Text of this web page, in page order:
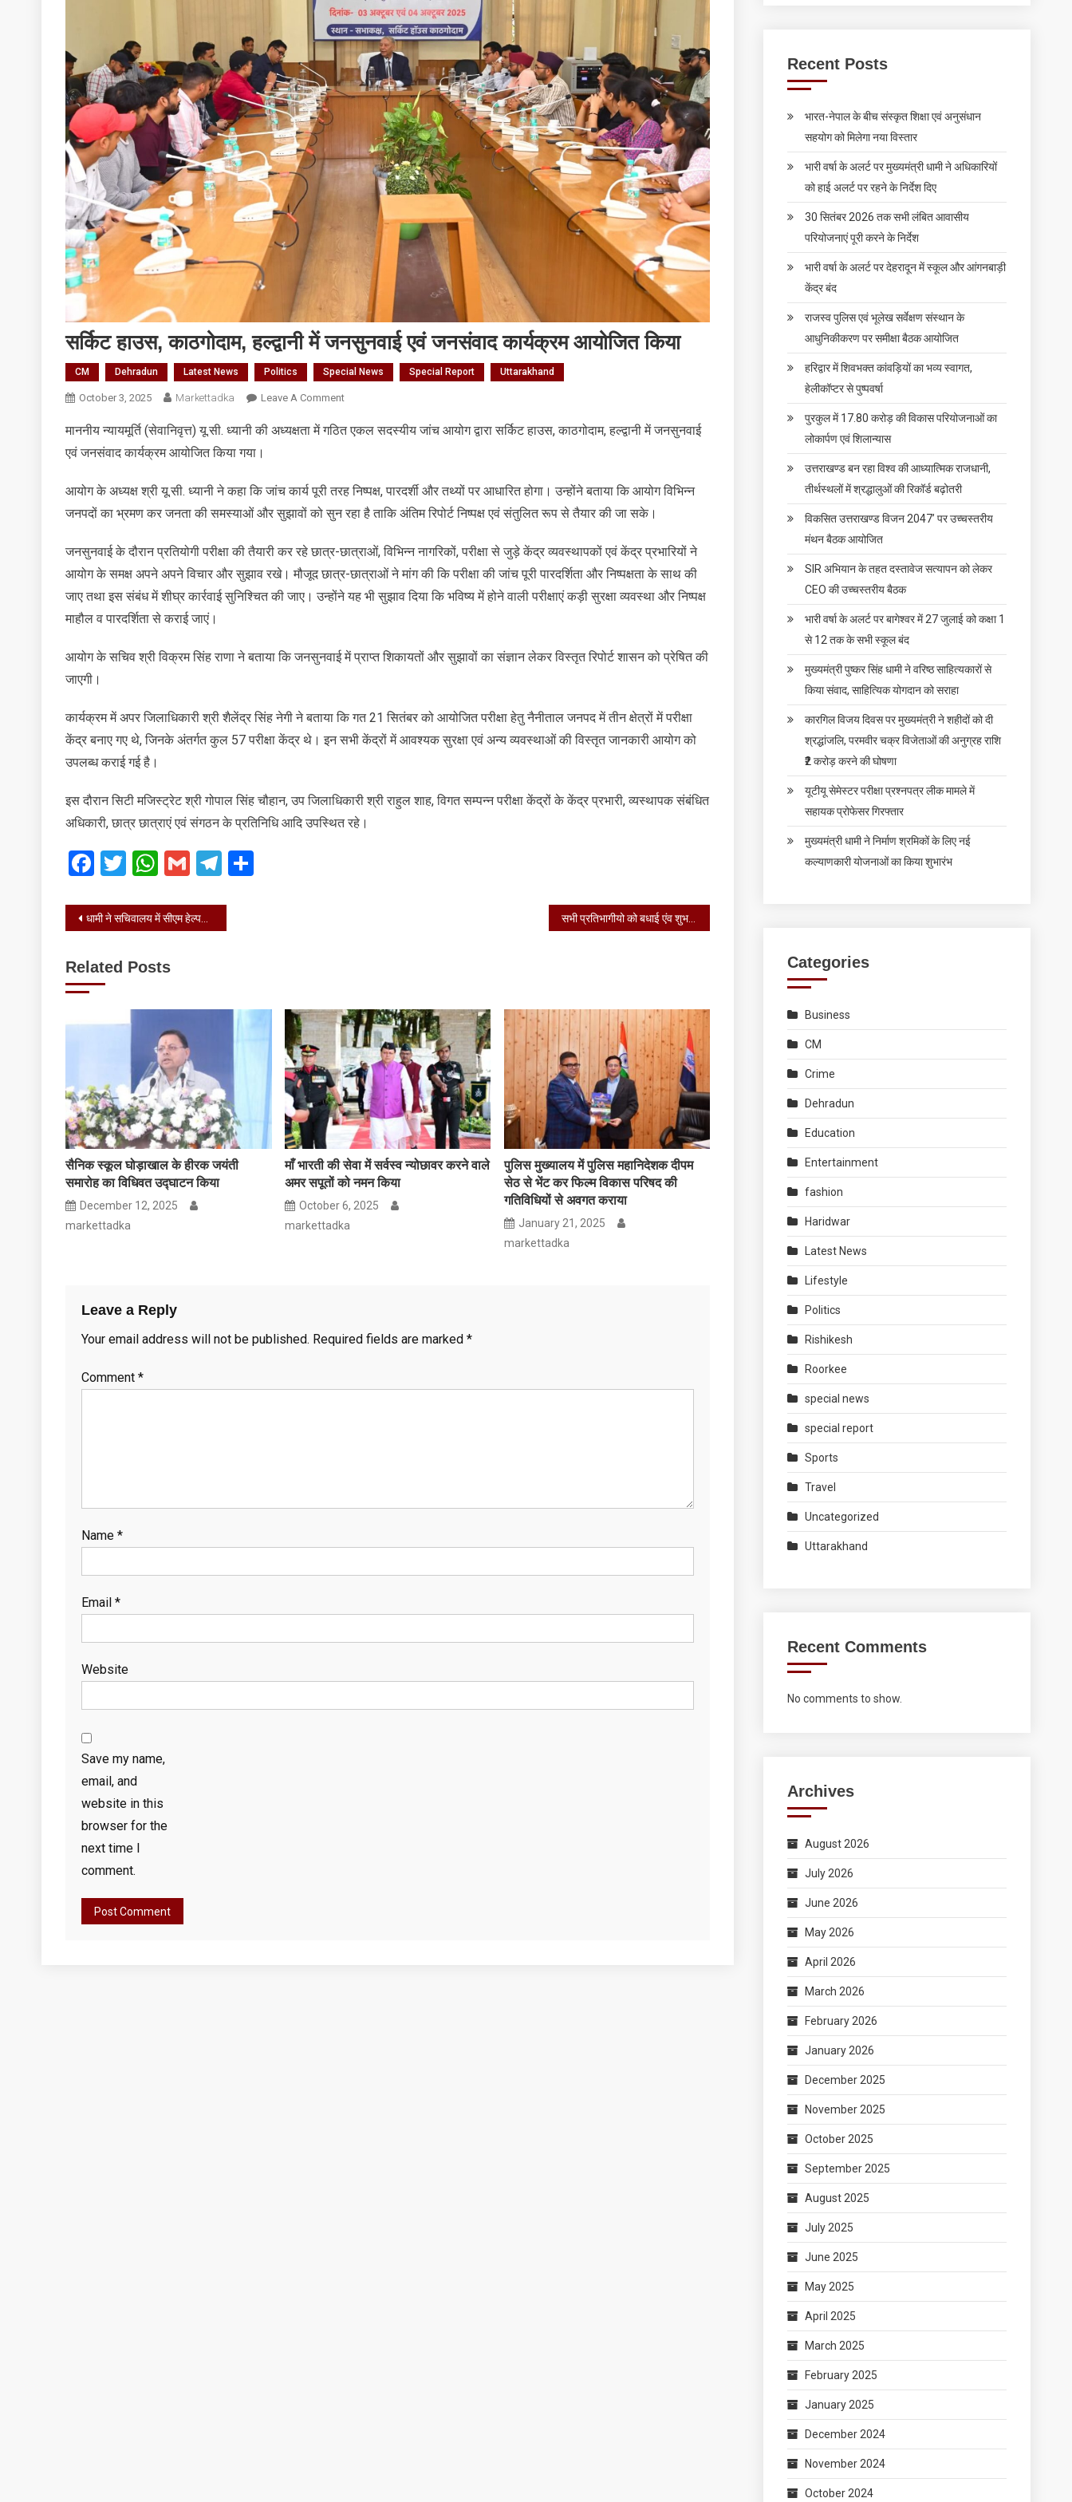
सर्किट हाउस, काठगोदाम, हल्द्वानी में जनसुनवाई एवं जनसंवाद कार्यक्रम आयोजित किया
CM Dehradun Latest News Politics Special News Special Report Uttarakhand
October 3, 2025 Markettadka Leave A CommentOn
हाउस,
में
जनसुनवाई
जनसंवाद
कार्यक्रम
आयोजित
किया
माननीय न्यायमूर्ति (सेवानिवृत्त) यू.सी. ध्यानी की अध्यक्षता में गठित एकल सदस्यीय जांच आयोग द्वारा सर्किट हाउस, काठगोदाम, हल्द्वानी में जनसुनवाई
एवं जनसंवाद कार्यक्रम आयोजित किया गया।
आयोग के अध्यक्ष श्री यू.सी. ध्यानी ने कहा कि जांच कार्य पूरी तरह निष्पक्ष, पारदर्शी और तथ्यों पर आधारित होगा। उन्होंने बताया कि आयोग विभिन्न
जनपदों का भ्रमण कर जनता की समस्याओं और सुझावों को सुन रहा है ताकि अंतिम रिपोर्ट निष्पक्ष एवं संतुलित रूप से तैयार की जा सके।
जनसुनवाई के दौरान प्रतियोगी परीक्षा की तैयारी कर रहे छात्र-छात्राओं, विभिन्न नागरिकों, परीक्षा से जुड़े केंद्र व्यवस्थापकों एवं केंद्र प्रभारियों ने
आयोग के समक्ष अपने अपने विचार और सुझाव रखे। मौजूद छात्र-छात्राओं ने मांग की कि परीक्षा की जांच पूरी पारदर्शिता और निष्पक्षता के साथ की
जाए तथा इस संबंध में शीघ्र कार्रवाई सुनिश्चित की जाए। उन्होंने यह भी सुझाव दिया कि भविष्य में होने वाली परीक्षाएं कड़ी सुरक्षा व्यवस्था और निष्पक्ष
माहौल व पारदर्शिता से कराई जाएं।
आयोग के सचिव श्री विक्रम सिंह राणा ने बताया कि जनसुनवाई में प्राप्त शिकायतों और सुझावों का संज्ञान लेकर विस्तृत रिपोर्ट शासन को प्रेषित की
जाएगी।
कार्यक्रम में अपर जिलाधिकारी श्री शैलेंद्र सिंह नेगी ने बताया कि गत 21 सितंबर को आयोजित परीक्षा हेतु नैनीताल जनपद में तीन क्षेत्रों में परीक्षा
केंद्र बनाए गए थे, जिनके अंतर्गत कुल 57 परीक्षा केंद्र थे। इन सभी केंद्रों में आवश्यक सुरक्षा एवं अन्य व्यवस्थाओं की विस्तृत जानकारी आयोग को
उपलब्ध कराई गई है।
इस दौरान सिटी मजिस्ट्रेट श्री गोपाल सिंह चौहान, उप जिलाधिकारी श्री राहुल शाह, विगत सम्पन्न परीक्षा केंद्रों के केंद्र प्रभारी, व्यस्थापक संबंधित
अधिकारी, छात्र छात्राएं एवं संगठन के प्रतिनिधि आदि उपस्थित रहे।
Facebook
Twitter
WhatsApp
GmailTelegram
Post
धामी ने सचिवालय में सीएम हेल्पलाइन 1905 की समीक्षा बैठक की सभी प्रतिभागीयो को बधाई एंव शुभकामनाये दी एंव विकास खण्डो से आये शिक्षक बंधुओ को सम्मानित किया
Related Posts
सैनिक स्कूल घोड़ाखाल के हीरक जयंती
समारोह का विधिवत उद्घाटन किया
December 12, 2025
markettadka
माँ भारती की सेवा में सर्वस्व न्योछावर करने वाले
अमर सपूतों को नमन किया
October 6, 2025
markettadka
पुलिस मुख्यालय में पुलिस महानिदेशक दीपम
सेठ से भेंट कर फिल्म विकास परिषद की
गतिविधियों से अवगत कराया
January 21, 2025
markettadka
Leave a Reply
Your email address will not be published. Required fields are marked *
Comment *
Name *
Email *
Website
Save my name,
email, and
website in this
browser for the
next time I
comment.
Recent Posts
भारत-नेपाल के बीच संस्कृत शिक्षा एवं अनुसंधान
सहयोग को मिलेगा नया विस्तार
भारी वर्षा के अलर्ट पर मुख्यमंत्री धामी ने अधिकारियों
को हाई अलर्ट पर रहने के निर्देश दिए
30 सितंबर 2026 तक सभी लंबित आवासीय
परियोजनाएं पूरी करने के निर्देश
भारी वर्षा के अलर्ट पर देहरादून में स्कूल और आंगनबाड़ी
केंद्र बंद
राजस्व पुलिस एवं भूलेख सर्वेक्षण संस्थान के
आधुनिकीकरण पर समीक्षा बैठक आयोजित
हरिद्वार में शिवभक्त कांवड़ियों का भव्य स्वागत,
हेलीकॉप्टर से पुष्पवर्षा
पुरकुल में 17.80 करोड़ की विकास परियोजनाओं का
लोकार्पण एवं शिलान्यास
उत्तराखण्ड बन रहा विश्व की आध्यात्मिक राजधानी,
तीर्थस्थलों में श्रद्धालुओं की रिकॉर्ड बढ़ोतरी
विकसित उत्तराखण्ड विजन 2047’ पर उच्चस्तरीय
मंथन बैठक आयोजित
SIR अभियान के तहत दस्तावेज सत्यापन को लेकर
CEO की उच्चस्तरीय बैठक
भारी वर्षा के अलर्ट पर बागेश्वर में 27 जुलाई को कक्षा 1
से 12 तक के सभी स्कूल बंद
मुख्यमंत्री पुष्कर सिंह धामी ने वरिष्ठ साहित्यकारों से
किया संवाद, साहित्यिक योगदान को सराहा
कारगिल विजय दिवस पर मुख्यमंत्री ने शहीदों को दी
श्रद्धांजलि, परमवीर चक्र विजेताओं की अनुग्रह राशि
₹2 करोड़ करने की घोषणा
यूटीयू सेमेस्टर परीक्षा प्रश्नपत्र लीक मामले में
सहायक प्रोफेसर गिरफ्तार
मुख्यमंत्री धामी ने निर्माण श्रमिकों के लिए नई
कल्याणकारी योजनाओं का किया शुभारंभ
Categories
Business
CM
Crime
Dehradun
Education
Entertainment
fashion
Haridwar
Latest News
Lifestyle
Politics
Rishikesh
Roorkee
special news
special report
Sports
Travel
Uncategorized
Uttarakhand
Recent Comments
No comments to show.
Archives
August 2026
July 2026
June 2026
May 2026
April 2026
March 2026
February 2026
January 2026
December 2025
November 2025
October 2025
September 2025
August 2025
July 2025
June 2025
May 2025
April 2025
March 2025
February 2025
January 2025
December 2024
November 2024
October 2024